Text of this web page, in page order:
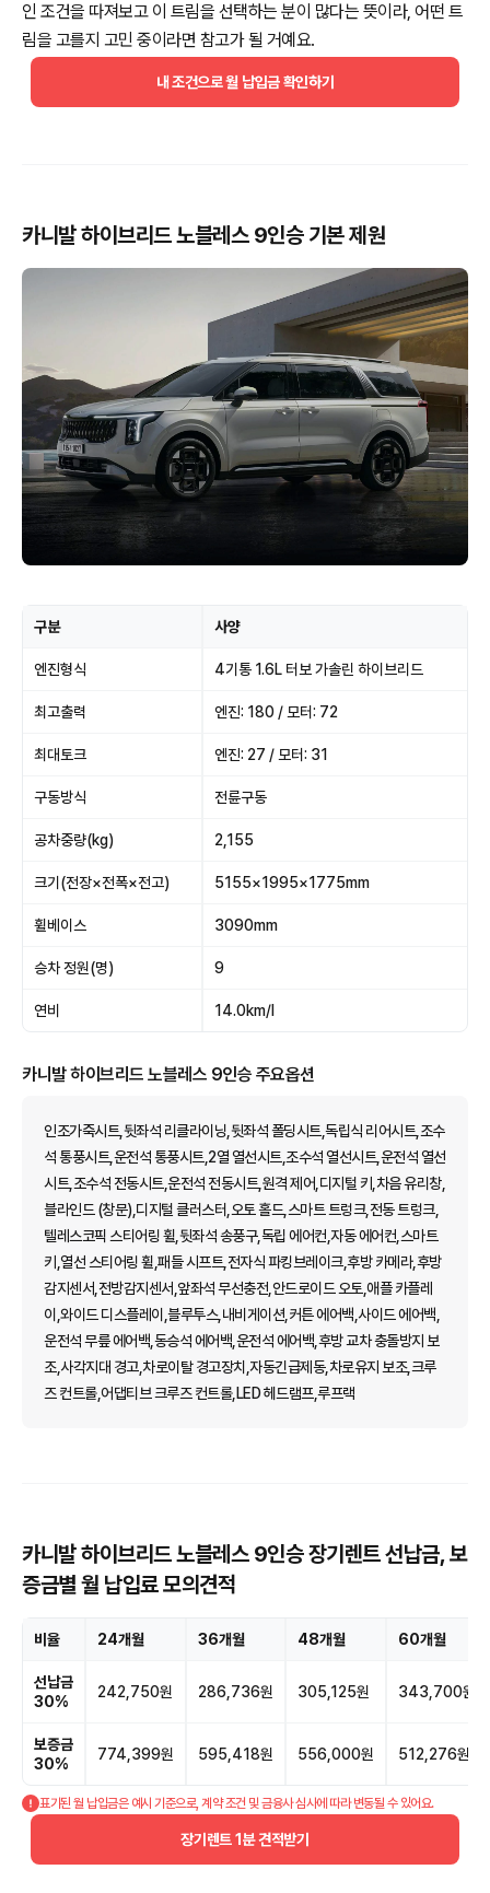
인 조건을 따져보고 이 트림을 선택하는 분이 많다는 뜻이라, 어떤 트
림을 고를지 고민 중이라면 참고가 될 거예요.
내 조건으로 월 납입금 확인하기
카니발 하이브리드 노블레스 9인승 기본 제원
구분 사양
엔진형식 4기통 1.6L 터보 가솔린 하이브리드
최고출력 엔진: 180 / 모터: 72
최대토크 엔진: 27 / 모터: 31
구동방식 전륜구동
공차중량(kg) 2,155
크기(전장×전폭×전고) 5155×1995×1775mm
휠베이스 3090mm
승차 정원(명) 9
연비 14.0km/l
카니발 하이브리드 노블레스 9인승 주요옵션
인조가죽시트,뒷좌석 리클라이닝,뒷좌석 폴딩시트,독립식 리어시트,조수
석 통풍시트,운전석 통풍시트,2열 열선시트,조수석 열선시트,운전석 열선
시트,조수석 전동시트,운전석 전동시트,원격 제어,디지털 키,차음 유리창,
블라인드 (창문),디지털 클러스터,오토 홀드,스마트 트렁크,전동 트렁크,
텔레스코픽 스티어링 휠,뒷좌석 송풍구,독립 에어컨,자동 에어컨,스마트
키,열선 스티어링 휠,패들 시프트,전자식 파킹브레이크,후방 카메라,후방
감지센서,전방감지센서,앞좌석 무선충전,안드로이드 오토,애플 카플레
이,와이드 디스플레이,블루투스,내비게이션,커튼 에어백,사이드 에어백,
운전석 무릎 에어백,동승석 에어백,운전석 에어백,후방 교차 충돌방지 보
조,사각지대 경고,차로이탈 경고장치,자동긴급제동,차로유지 보조,크루
즈 컨트롤,어댑티브 크루즈 컨트롤,LED 헤드램프,루프랙
카니발 하이브리드 노블레스 9인승 장기렌트 선납금, 보
증금별 월 납입료 모의견적
비율 24개월 36개월 48개월 60개월
선납금
30%
242,750원 286,736원 305,125원 343,700원
보증금
30%
774,399원 595,418원 556,000원 512,276원
표기된 월 납입금은 예시 기준으로, 계약 조건 및 금융사 심사에 따라 변동될 수 있어요.
장기렌트 1분 견적받기